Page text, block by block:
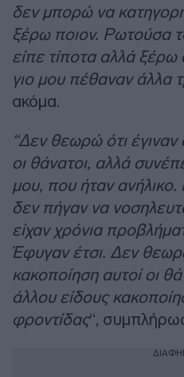
δεν μπορώ να
ξέρω ποιον. Ρωτούσα
είπε τίποτα αλλά ξέρω
γιο μου πέθαναν άλλα
ακόμα.
“Δεν θεωρώ ότι
οι θάνατοι, αλλά
μου, που ήταν
δεν πήγαν να
είχαν χρόνια
Έφυγαν έτσι. Δεν
κακοποίηση αυτοί οι
άλλου είδους
φροντίδας“,